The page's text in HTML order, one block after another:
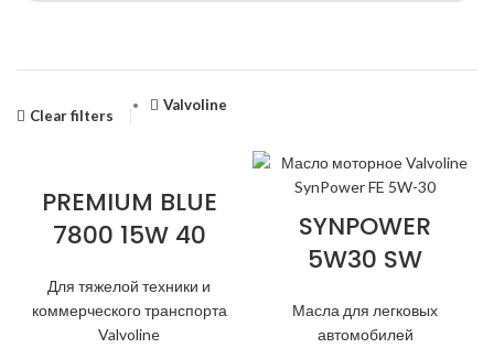
Clear filters
Valvoline
PREMIUM BLUE
7800 15W 40
Для тяжелой техники и
коммерческого транспорта
Valvoline
SYNPOWER
5W30 SW
Масла для легковых
автомобилей